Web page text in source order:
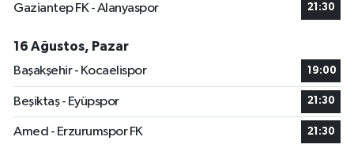
Gaziantep FK - Alanyaspor 21:30
16 Ağustos, Pazar
Başakşehir - Kocaelispor
19:00
Beşiktaş - Eyüpspor 21:30
Amed - Erzurumspor FK 21:30